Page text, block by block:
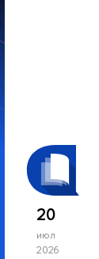
20
июл
2026